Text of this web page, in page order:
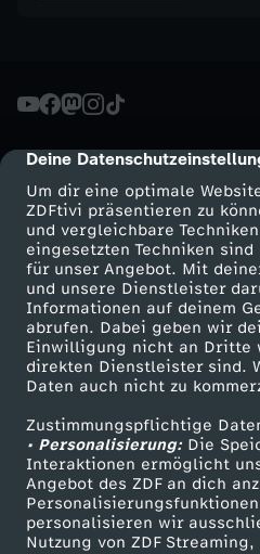
cmp-dialog-description
Deine
Um dir eine optimale
ZDFtivi präsentieren zu
und vergleichbare
eingesetzten Techniken
für unser Angebot. Mit
und unsere Dienstleister
Informationen auf deinem
abrufen. Dabei geben wir
Einwilligung nicht an Dritte
direkten Dienstleister sind.
Daten auch nicht zu
Zustimmungspflichtige
• Personalisierung:Die
Interaktionen ermöglicht
Angebot des ZDF an dich
personalisieren wir
Nutzung von ZDF
Mehr ZDF
ZDF-Apps
Smart TV
ZDFtext
Livestreams
Sendungen A-Z
TV-Programm